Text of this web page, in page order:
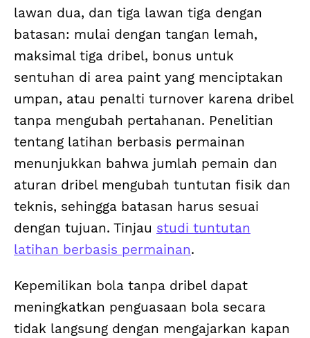
lawan dua, dan tiga lawan tiga dengan
batasan: mulai dengan tangan lemah,
maksimal tiga dribel, bonus untuk
sentuhan di area paint yang menciptakan
umpan, atau penalti turnover karena dribel
tanpa mengubah pertahanan. Penelitian
tentang latihan berbasis permainan
menunjukkan bahwa jumlah pemain dan
aturan dribel mengubah tuntutan fisik dan
teknis, sehingga batasan harus sesuai
dengan tujuan. Tinjau studi tuntutan
latihan berbasis permainan.
Kepemilikan bola tanpa dribel dapat
meningkatkan penguasaan bola secara
tidak langsung dengan mengajarkan kapan